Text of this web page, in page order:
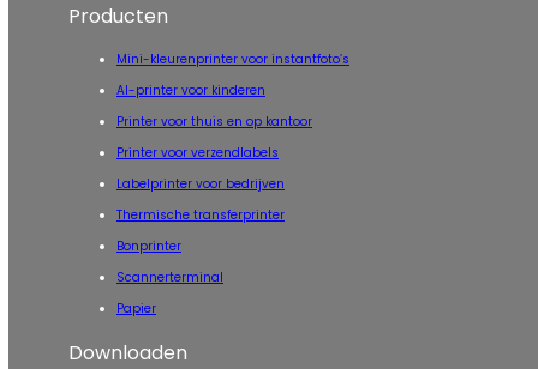
Producten
Mini-kleurenprinter voor instantfoto’s
AI-printer voor kinderen
Printer voor thuis en op kantoor
Printer voor verzendlabels
Labelprinter voor bedrijven
Thermische transferprinter
Bonprinter
Scannerterminal
Papier
Downloaden